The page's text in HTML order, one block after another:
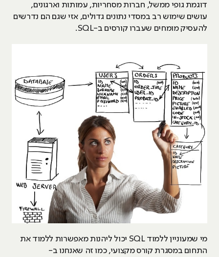
דוגמת גופי ממשל, חברות מסחריות, עמותות וארגונים,
עושים שימוש רב במסדי נתונים גדולים, אזי שגם הם נדרשים
להעסיק מומחים שעברו קורסים ב-SQL.
מי שמעוניין ללמוד SQL יכול ליהנות מאפשרות ללמוד את
התחום במסגרת קורס מקצועי, כמו זה שאנחנו ב-